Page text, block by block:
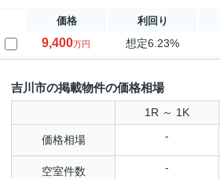
価格 利回り
9,400万円 想定6.23%
吉川市の掲載物件の価格相場
1R ～ 1K
価格相場 -
空室件数 -